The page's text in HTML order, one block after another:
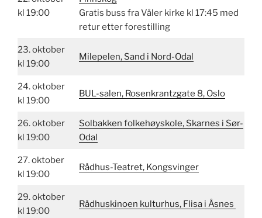
kl 19:00
Gratis buss fra Våler kirke kl 17:45 med
retur etter forestilling
23. oktober
kl 19:00
Milepelen, Sand i Nord-Odal
24. oktober
kl 19:00
BUL-salen, Rosenkrantzgate 8, Oslo
26. oktober
kl 19:00
Solbakken folkehøyskole, Skarnes i Sør-
Odal
27. oktober
kl 19:00
Rådhus-Teatret, Kongsvinger
29. oktober
kl 19:00
Rådhuskinoen kulturhus, Flisa i Åsnes